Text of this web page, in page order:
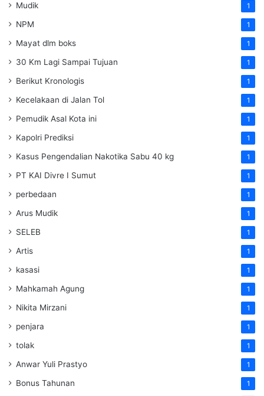
Mudik 1
NPM 1
Mayat dlm boks 1
30 Km Lagi Sampai Tujuan 1
Berikut Kronologis 1
Kecelakaan di Jalan Tol 1
Pemudik Asal Kota ini 1
Kapolri Prediksi 1
Kasus Pengendalian Nakotika Sabu 40 kg 1
PT KAI Divre I Sumut 1
perbedaan 1
Arus Mudik 1
SELEB 1
Artis 1
kasasi 1
Mahkamah Agung 1
Nikita Mirzani 1
penjara 1
tolak 1
Anwar Yuli Prastyo 1
Bonus Tahunan 1